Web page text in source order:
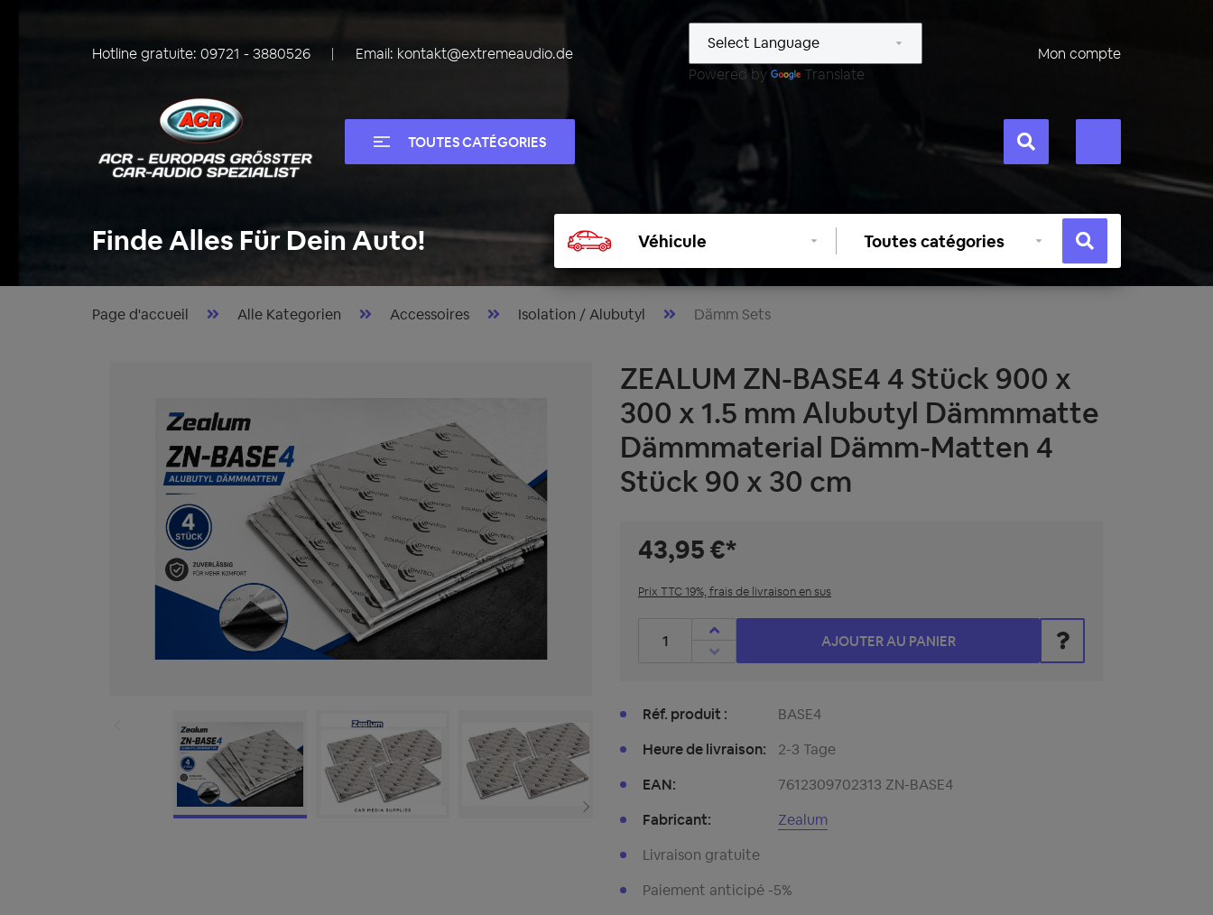
Hotline gratuite: 09721 - 3880526 Email: kontakt@extremeaudio.de
Powered by
Translate
Mon compte
TOUTES CATÉGORIES
Finde Alles Für Dein Auto!
un
véhicule
Sélectionner
catégorie
Page d'accueil Alle Kategorien Accessoires Isolation / Alubutyl Dämm Sets
ZEALUM ZN-BASE4 4 Stück 900 x
300 x 1.5 mm Alubutyl Dämmmatte
Dämmmaterial Dämm-Matten 4
Stück 90 x 30 cm
43,95 €*
Prix TTC 19%, frais de livraison en sus
Nombre de produits : entrez la valeur souhaitée ou utilisez les boutons pour augmenter
AJOUTER AU PANIER
Réf. produit :
BASE4
Heure de livraison:
2-3 Tage
EAN:
7612309702313 ZN-BASE4
Fabricant:
Zealum
Livraison gratuite
Paiement anticipé -5%